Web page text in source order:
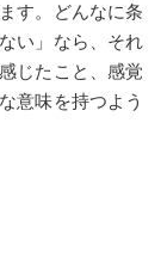
す。どんなに条
い」なら、それ
じたこと、感覚
意味を持つよう